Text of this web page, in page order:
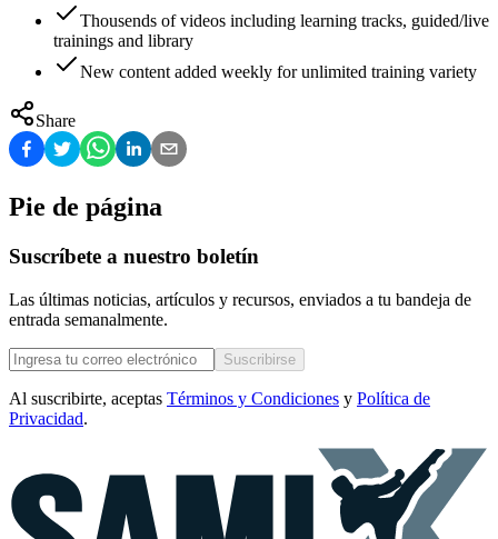
Thousends of videos including learning tracks, guided/live
trainings and library
New content added weekly for unlimited training variety
Share
Pie de página
Suscríbete a nuestro boletín
Las últimas noticias, artículos y recursos, enviados a tu bandeja de
entrada semanalmente.
Suscribirse
Al suscribirte, aceptas Términos y Condiciones y Política de
Privacidad.